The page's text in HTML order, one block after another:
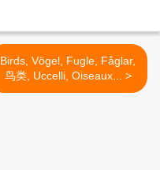
Birds, Vögel, Fugle, Fåglar,
鸟类, Uccelli, Oiseaux... >